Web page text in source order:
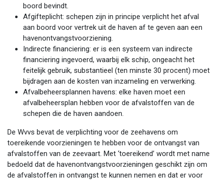
boord bevindt.
Afgifteplicht: schepen zijn in principe verplicht het afval
aan boord voor vertrek uit de haven af te geven aan een
havenontvangstvoorziening.
Indirecte financiering: er is een systeem van indirecte
financiering ingevoerd, waarbij elk schip, ongeacht het
feitelijk gebruik, substantieel (ten minste 30 procent) moet
bijdragen aan de kosten van inzameling en verwerking.
Afvalbeheersplannen havens: elke haven moet een
afvalbeheersplan hebben voor de afvalstoffen van de
schepen die de haven aandoen.
De Wvvs bevat de verplichting voor de zeehavens om
toereikende voorzieningen te hebben voor de ontvangst van
afvalstoffen van de zeevaart. Met ‘toereikend’ wordt met name
bedoeld dat de havenontvangstvoorzieningen geschikt zijn om
de afvalstoffen in ontvangst te kunnen nemen en dat er voor